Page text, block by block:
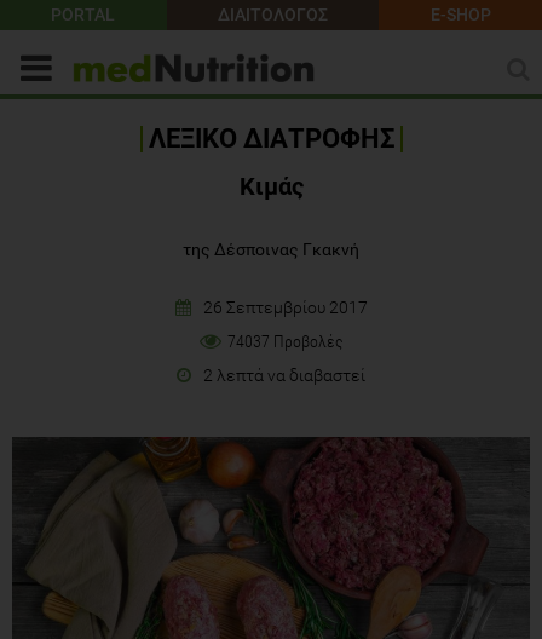
PORTAL ΔΙΑΙΤΟΛΟΓΟΣ E-SHOP
ΛΕΞΙΚΟ ΔΙΑΤΡΟΦΗΣ
Κιμάς
της Δέσποινας Γκακνή
26 Σεπτεμβρίου 2017
74037 Προβολές
2 λεπτά να διαβαστεί